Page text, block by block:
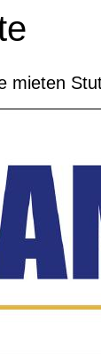
mieten